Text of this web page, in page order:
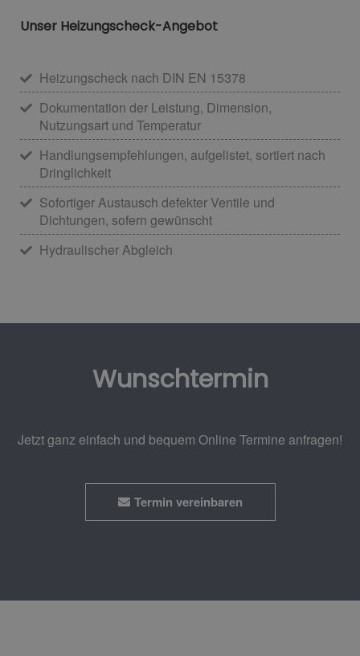
Unser Heizungscheck-Angebot
Heizungscheck nach DIN EN 15378
Dokumentation der Leistung, Dimension,
Nutzungsart und Temperatur
Handlungsempfehlungen, aufgelistet, sortiert nach
Dringlichkeit
Sofortiger Austausch defekter Ventile und
Dichtungen, sofern gewünscht
Hydraulischer Abgleich
Wunschtermin
Jetzt ganz einfach und bequem Online Termine anfragen!
Termin vereinbaren